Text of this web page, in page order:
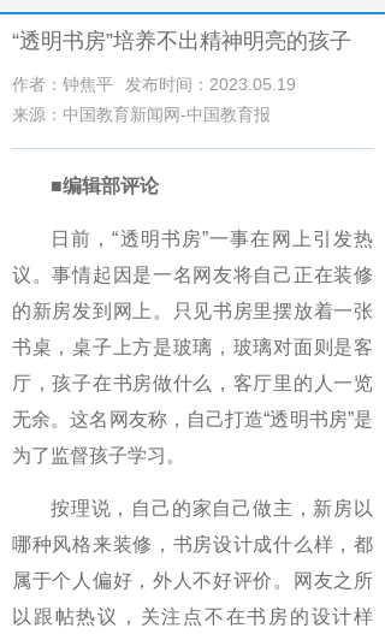
“透明书房”培养不出精神明亮的孩子
作者：钟焦平
发布时间：2023.05.19
来源：中国教育新闻网-中国教育报
■编辑部评论
日前，“透明书房”一事在网上引发热
议。事情起因是一名网友将自己正在装修
的新房发到网上。只见书房里摆放着一张
书桌，桌子上方是玻璃，玻璃对面则是客
厅，孩子在书房做什么，客厅里的人一览
无余。这名网友称，自己打造“透明书房”是
为了监督孩子学习。
按理说，自己的家自己做主，新房以
哪种风格来装修，书房设计成什么样，都
属于个人偏好，外人不好评价。网友之所
以跟帖热议，关注点不在书房的设计样